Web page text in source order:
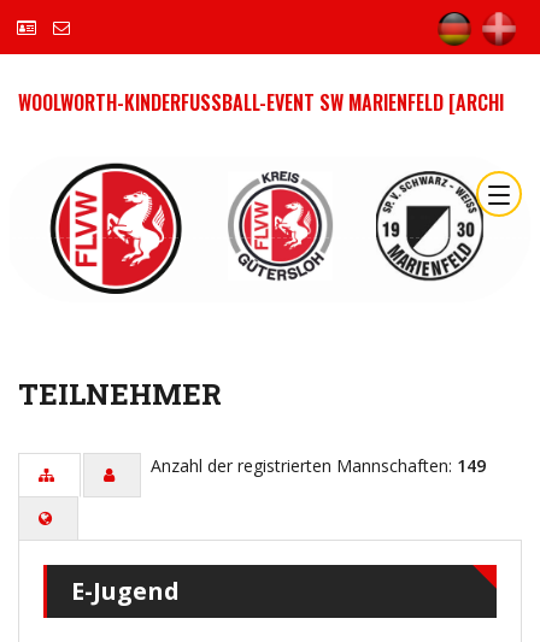
WOOLWORTH-KINDERFUSSBALL-EVENT SW MARIENFELD [ARCHI
TEILNEHMER
Anzahl der registrierten Mannschaften: 149
E-Jugend